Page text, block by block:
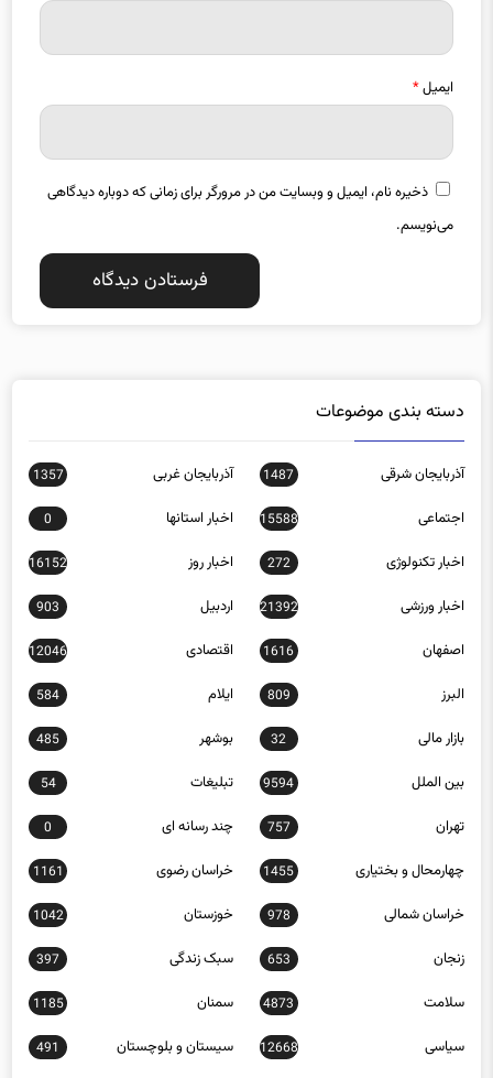
ایمیل*
ذخیره نام، ایمیل و وبسایت من در مرورگر برای زمانی که دوباره دیدگاهی
می‌نویسم.
دسته بندی موضوعات
آذربایجان شرقی 1487 آذربایجان غربی 1357
اجتماعی 15588 اخبار استانها 0
اخبار تکنولوژی 272 اخبار روز 16152
اخبار ورزشی 21392 اردبیل 903
اصفهان 1616 اقتصادی 12046
البرز 809 ایلام 584
بازار مالی 32 بوشهر 485
بین الملل 9594 تبلیغات 54
تهران 757 چند رسانه ای 0
چهارمحال و بختیاری 1455 خراسان رضوی 1161
خراسان شمالی 978 خوزستان 1042
زنجان 653 سبک زندگی 397
سلامت 4873 سمنان 1185
سیاسی 12668 سیستان و بلوچستان 491